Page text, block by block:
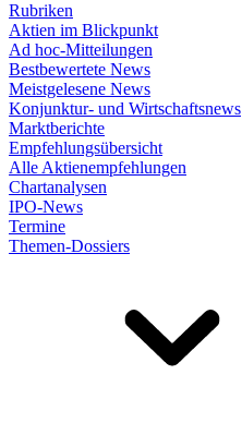
Rubriken
Aktien im Blickpunkt
Ad hoc-Mitteilungen
Bestbewertete News
Meistgelesene News
Konjunktur- und Wirtschaftsnews
Marktberichte
Empfehlungsübersicht
Alle Aktienempfehlungen
Chartanalysen
IPO-News
Termine
Themen-Dossiers